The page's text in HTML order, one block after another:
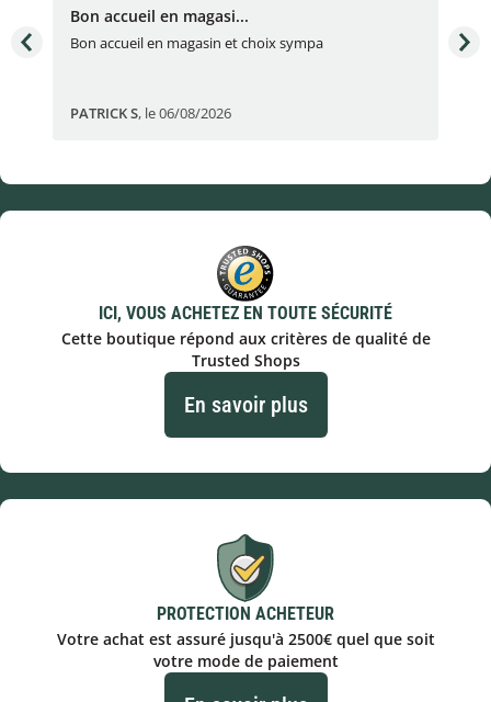
Bon accueil en magasi...
Bon accueil en magasin et choix sympa
PATRICK S, le 06/08/2026
ICI, VOUS ACHETEZ EN TOUTE SÉCURITÉ
Cette boutique répond aux critères de qualité de
Trusted Shops
En savoir plus
PROTECTION ACHETEUR
Votre achat est assuré jusqu'à 2500€ quel que soit
votre mode de paiement